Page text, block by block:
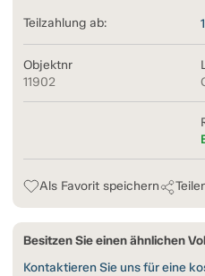
Teilzahlung ab:
Objektnr
11902
Als Favorit speichern
Besitzen Sie einen ähnlichen
Kontaktieren Sie uns für eine